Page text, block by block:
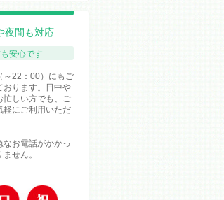
夜間も対応
安心です
～22：00）にもご
おります。日中や
忙しい方でも、ご
軽にご利用いただ
なお電話がかかっ
せん。